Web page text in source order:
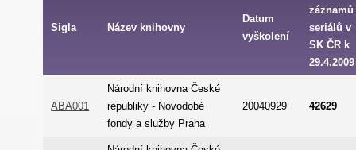
Sigla Název knihovny
Datum
vyškolení
záznamů
seriálů v
SK ČR k
29.4.2009
ABA001
Národní knihovna České
republiky - Novodobé
fondy a služby Praha
20040929 42629